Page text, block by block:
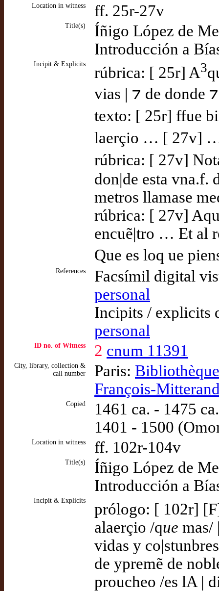
Location in witness ff. 25r-27v
Title(s)
Íñigo López de
Introducción a
Incipit & Explicits rúbrica: [ 25r] A3
vias | ⁊ de donde
texto: [ 25r] ffue
laerçio … [ 27v] …
rúbrica: [ 27v]
don|de esta vna.f.
metros llamase
rúbrica: [ 27v]
encuẽ|tro … Et al
Que es loq ue
References
Facsímil digital
personal
Incipits / explicits
personal
ID no. of Witness 2 cnum 11391
City, library, collection &
call number
Paris:
François-
Copied
1461 ca. - 1475
1401 - 1500
Location in witness ff. 102r-104v
Title(s)
Íñigo López de
Introducción a
Incipit & Explicits
prólogo: [ 102r]
alaerçio /que mas/
vidas y
de ypremẽ de
proucheo /es lA |